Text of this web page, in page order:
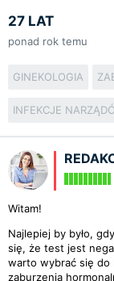
27 LAT
ponad rok temu
GINEKOLOGIA
Witam!
Najlepiej by było,
się, że test jest
warto wybrać się do
zaburzenia